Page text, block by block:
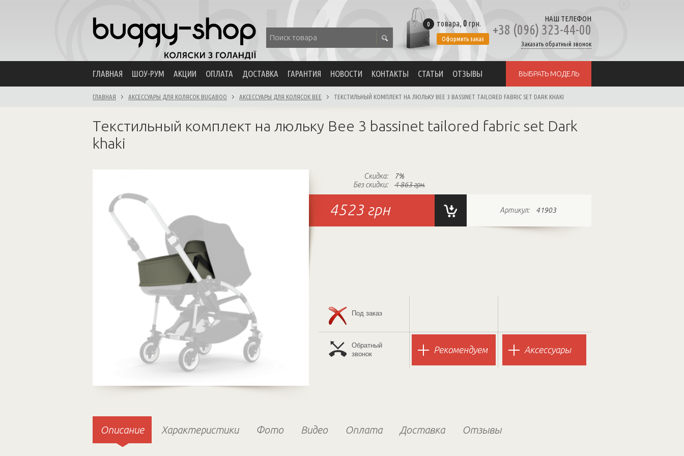
0 товара, 0 грн.
Оформить заказ
НАШ ТЕЛЕФОН
+38 (096) 323-44-00
Заказать обратный звонок
ГЛАВНАЯ ШОУ-РУМ АКЦИИ ОПЛАТА ДОСТАВКА ГАРАНТИЯ НОВОСТИ КОНТАКТЫ СТАТЬИ ОТЗЫВЫ ВЫБРАТЬ МОДЕЛЬ
ГЛАВНАЯ АКСЕССУАРЫ ДЛЯ КОЛЯСОК BUGABOO АКСЕССУАРЫ ДЛЯ КОЛЯСОК BEE ТЕКСТИЛЬНЫЙ КОМПЛЕКТ НА ЛЮЛЬКУ BEE 3 BASSINET TAILORED FABRIC SET DARK KHAKI
Текстильный комплект на люльку Bee 3 bassinet tailored fabric set Dark
khaki
Скидка:
7%
Без скидки:
4 863 грн.
4523 грн Артикул: 41903
Под заказ
Обратный
звонок
Рекомендуем Аксессуары
Описание Характеристики Фото Видео Оплата Доставка Отзывы